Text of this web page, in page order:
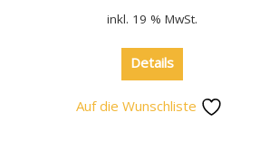
inkl. 19 % MwSt.
Details
Auf die Wunschliste